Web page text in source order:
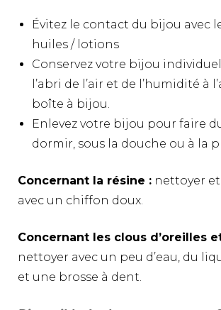
Évitez le contact du bijou avec
huiles / lotions
Conservez votre bijou
l’abri de l’air et de l’humidité à
boîte à bijou.
Enlevez votre bijou pour faire
dormir, sous la douche ou à la
Concernant la résine : nettoyer
avec un chiffon doux.
Concernant les clous d’oreilles
nettoyer avec un peu d’eau, du
et une brosse à dent.